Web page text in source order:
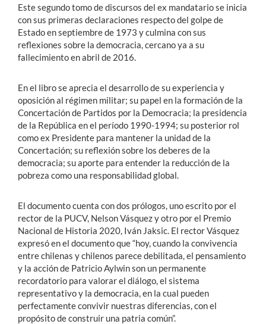
Este segundo tomo de discursos del ex mandatario se inicia
con sus primeras declaraciones respecto del golpe de
Estado en septiembre de 1973 y culmina con sus
reflexiones sobre la democracia, cercano ya a su
fallecimiento en abril de 2016.
En el libro se aprecia el desarrollo de su experiencia y
oposición al régimen militar; su papel en la formación de la
Concertación de Partidos por la Democracia; la presidencia
de la República en el período 1990-1994; su posterior rol
como ex Presidente para mantener la unidad de la
Concertación; su reflexión sobre los deberes de la
democracia; su aporte para entender la reducción de la
pobreza como una responsabilidad global.
El documento cuenta con dos prólogos, uno escrito por el
rector de la PUCV, Nelson Vásquez y otro por el Premio
Nacional de Historia 2020, Iván Jaksic. El rector Vásquez
expresó en el documento que “hoy, cuando la convivencia
entre chilenas y chilenos parece debilitada, el pensamiento
y la acción de Patricio Aylwin son un permanente
recordatorio para valorar el diálogo, el sistema
representativo y la democracia, en la cual pueden
perfectamente convivir nuestras diferencias, con el
propósito de construir una patria común”.